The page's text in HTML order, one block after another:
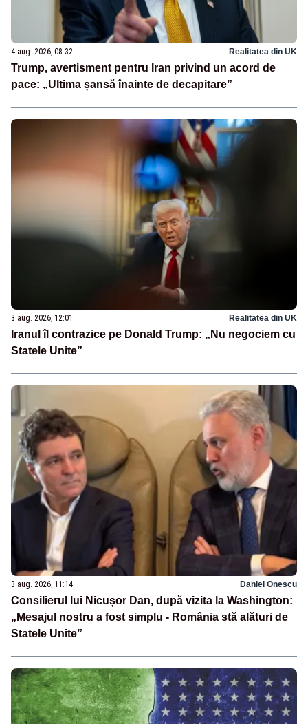
4 aug. 2026, 08:32 Realitatea din UK
Trump, avertisment pentru Iran privind un acord de
pace: „Ultima șansă înainte de decapitare”
3 aug. 2026, 12:01 Realitatea din UK
Iranul îl contrazice pe Donald Trump: „Nu negociem cu
Statele Unite”
3 aug. 2026, 11:14 Daniel Onescu
Consilierul lui Nicușor Dan, după vizita la Washington:
„Mesajul nostru a fost simplu - România stă alături de
Statele Unite”